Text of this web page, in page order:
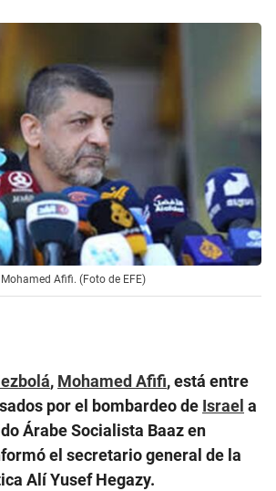
Afifi. (Foto de EFE)
, Mohamed Afifi, está entre
por el bombardeo de Israel a
Árabe Socialista Baaz en
el secretario general de la
Alí Yusef Hegazy.